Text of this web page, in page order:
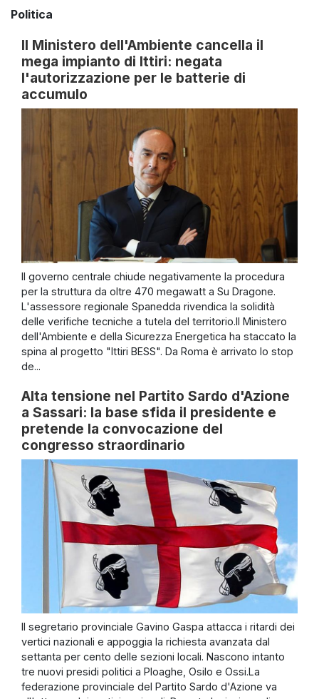
Politica
Il Ministero dell'Ambiente cancella il
mega impianto di Ittiri: negata
l'autorizzazione per le batterie di
accumulo
Il governo centrale chiude negativamente la procedura
per la struttura da oltre 470 megawatt a Su Dragone.
L'assessore regionale Spanedda rivendica la solidità
delle verifiche tecniche a tutela del territorio.Il Ministero
dell'Ambiente e della Sicurezza Energetica ha staccato la
spina al progetto "Ittiri BESS". Da Roma è arrivato lo stop
de...
Alta tensione nel Partito Sardo d'Azione
a Sassari: la base sfida il presidente e
pretende la convocazione del
congresso straordinario
Il segretario provinciale Gavino Gaspa attacca i ritardi dei
vertici nazionali e appoggia la richiesta avanzata dal
settanta per cento delle sezioni locali. Nascono intanto
tre nuovi presidi politici a Ploaghe, Osilo e Ossi.La
federazione provinciale del Partito Sardo d'Azione va